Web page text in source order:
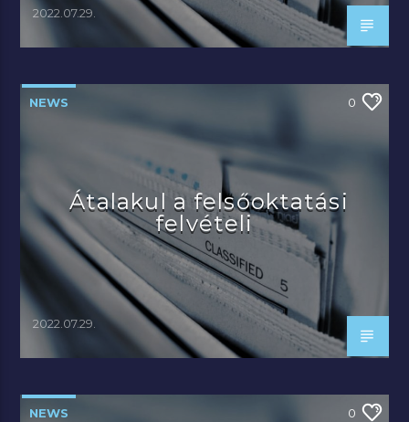
2022.07.29.
NEWS 0
Átalakul a felsőoktatási
felvételi
2022.07.29.
NEWS 0